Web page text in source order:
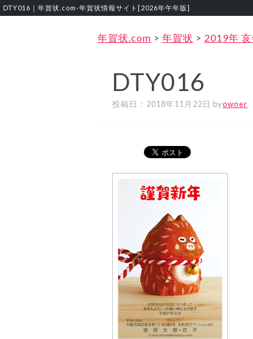
DTY016｜年賀状.com‐年賀状情報サイト[2026年午年版]
年賀状.com > 年賀状 > 2019年
DTY016
投稿日： 2018年11月22日 byowner